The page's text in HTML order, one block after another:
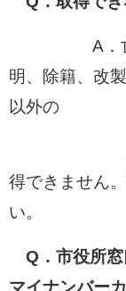
A．亡くな
明、除籍、改
以外の
所得課税
得できません
い。
Q．市役所窓
マイナンバー